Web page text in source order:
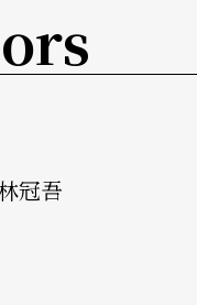
尽的空虚、苦痛与死
导演的反战和平意
争。再者，希腊曾
赛普鲁岛（Zyper）之
。这出剧得以作为去
冠吾